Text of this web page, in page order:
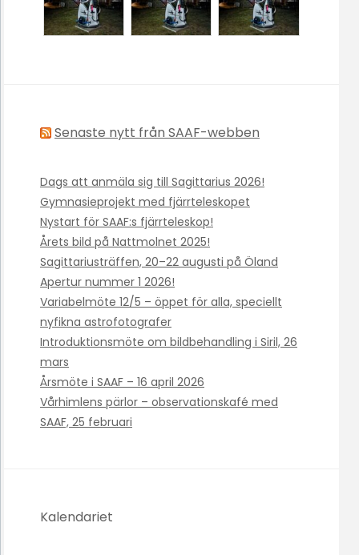
Senaste nytt från SAAF-webben
Dags att anmäla sig till Sagittarius 2026!
Gymnasieprojekt med fjärrteleskopet
Nystart för SAAF:s fjärrteleskop!
Årets bild på Nattmolnet 2025!
Sagittariusträffen, 20–22 augusti på Öland
Apertur nummer 1 2026!
Variabelmöte 12/5 – öppet för alla, speciellt
nyfikna astrofotografer
Introduktionsmöte om bildbehandling i Siril, 26
mars
Årsmöte i SAAF – 16 april 2026
Vårhimlens pärlor – observationskafé med
SAAF, 25 februari
Kalendariet